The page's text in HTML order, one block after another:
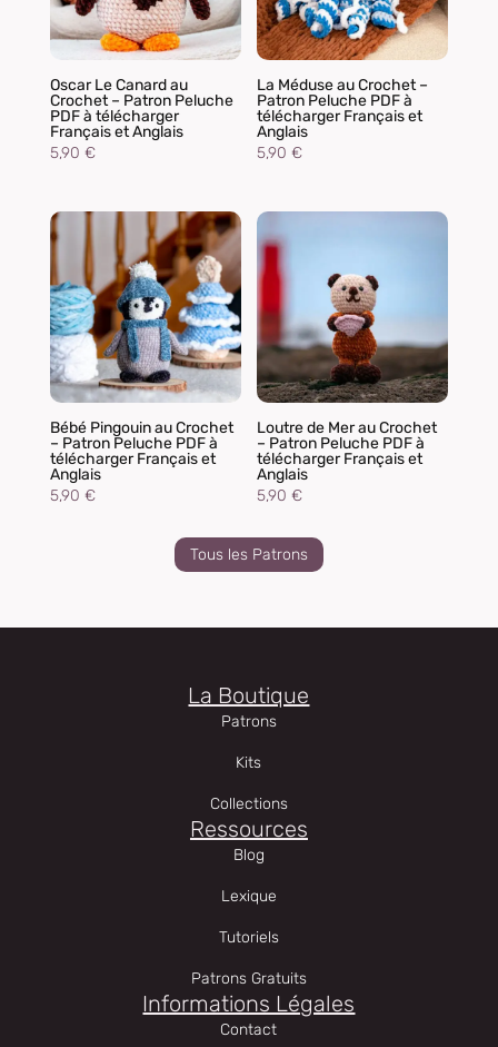
Oscar Le Canard au
Crochet – Patron Peluche
PDF à télécharger
Français et Anglais
5,90 €
La Méduse au Crochet –
Patron Peluche PDF à
télécharger Français et
Anglais
5,90€
Bébé Pingouin au Crochet
– Patron Peluche PDF à
télécharger Français et
Anglais
5,90 €
Loutre de Mer au Crochet
– Patron Peluche PDF à
télécharger Français et
Anglais
5,90€
Tous les Patrons
La Boutique
Patrons
Kits
Collections
Ressources
Blog
Lexique
Tutoriels
Patrons Gratuits
Informations Légales
Contact